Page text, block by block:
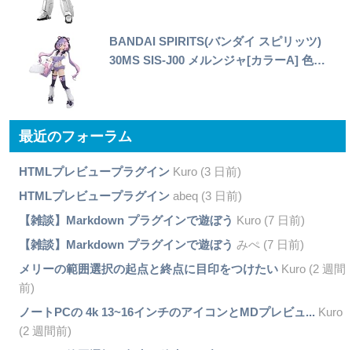
BANDAI SPIRITS(バンダイ スピリッツ)
30MS SIS-J00 メルンジャ[カラーA] 色…
最近のフォーラム
HTMLプレビュープラグインKuro (3 日前)
HTMLプレビュープラグインabeq (3 日前)
【雑談】Markdown プラグインで遊ぼう Kuro (7 日前)
【雑談】Markdown プラグインで遊ぼう みぺ (7 日前)
メリーの範囲選択の起点と終点に目印をつけたいKuro (2 週間
前)
ノートPCの 4k 13~16インチのアイコンとMDプレビュ... Kuro
(2 週間前)